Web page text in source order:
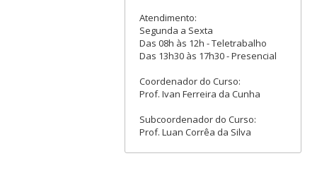
Atendimento:
Segunda a Sexta
Das 08h às 12h - Teletrabalho
Das 13h30 às 17h30 - Presencial
Coordenador do Curso:
Prof. Ivan Ferreira da Cunha
Subcoordenador do Curso:
Prof. Luan Corrêa da Silva